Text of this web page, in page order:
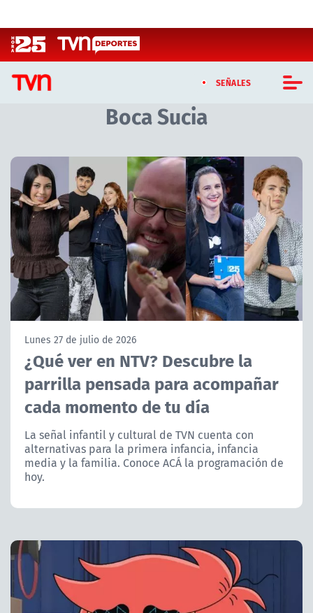
SEÑALES
CASTING MASTERCHEF CHILE
CASTING TVN VERTICAL
TVN VERTICAL
TVN PLAY
PROGRAMAS
TELESERIES
ACTUALIDAD Y TENDENCIAS
CORPORATIVO Y TRANSPARENCIA
CANAL DE DENUNCIAS
ÁREA DE PROYECTOS
Boca Sucia
Artículos relacionados con Boca Sucia
Lunes 27 de julio de 2026
¿Qué ver en NTV? Descubre la
parrilla pensada para acompañar
cada momento de tu día
La señal infantil y cultural de TVN cuenta con
alternativas para la primera infancia, infancia
media y la familia. Conoce ACÁ la programación de
hoy.